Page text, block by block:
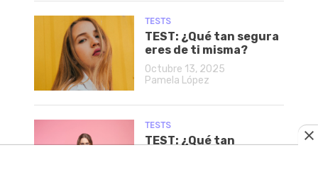
TESTS
TEST: ¿Qué tan segura
eres de ti misma?
Octubre 13, 2025
Pamela López
TESTS
TEST: ¿Qué tan